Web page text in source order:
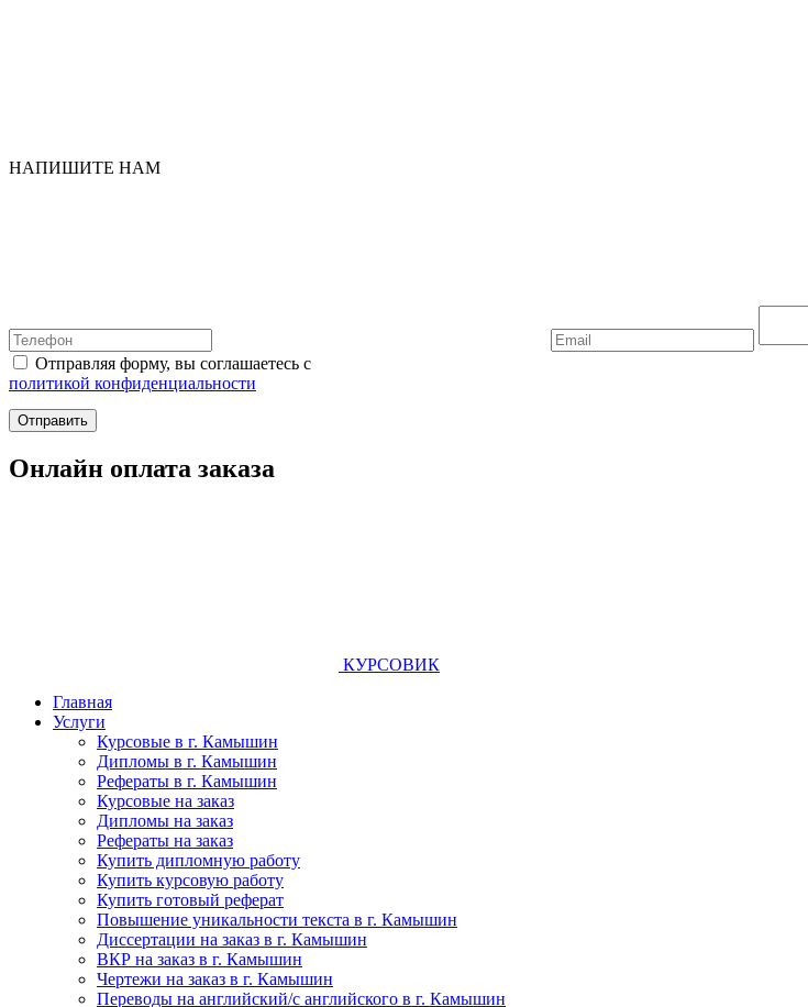
НАПИШИТЕ НАМ
Отправляя форму, вы соглашаетесь с
политикой конфиденциальности
Отправить
Онлайн оплата заказа
КУРСОВИК
Главная
Услуги
Курсовые в г. Камышин
Дипломы в г. Камышин
Рефераты в г. Камышин
Курсовые на заказ
Дипломы на заказ
Рефераты на заказ
Купить дипломную работу
Купить курсовую работу
Купить готовый реферат
Повышение уникальности текста в г. Камышин
Диссертации на заказ в г. Камышин
ВКР на заказ в г. Камышин
Чертежи на заказ в г. Камышин
Переводы на английский/с английского в г. Камышин